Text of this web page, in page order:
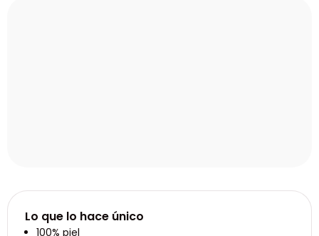
Lo que lo hace único
100% piel